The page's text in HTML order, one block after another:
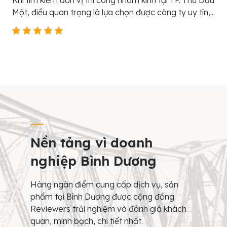
Một, điều quan trọng là lựa chọn được công ty uy tín,...
Nền tảng vì doanh
nghiệp Bình Dương
Hàng ngàn điểm cung cấp dịch vụ, sản
phẩm tại Bình Dương được cộng đồng
Reviewers trải nghiệm và đánh giá khách
quan, minh bạch, chi tiết nhất.